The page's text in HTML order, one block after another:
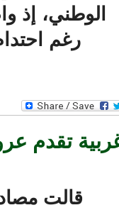
إذ
رغم
تقدم
قالت